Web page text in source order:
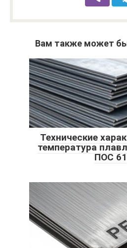
Вам также может
Технические
температура
ПОС 61